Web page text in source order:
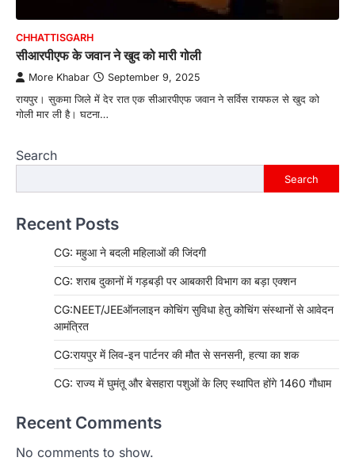
CHHATTISGARH
सीआरपीएफ के जवान ने खुद को मारी गोली
More Khabar September 9, 2025
रायपुर। सुकमा जिले में देर रात एक सीआरपीएफ जवान ने सर्विस रायफल से खुद को
गोली मार ली है। घटना…
Search
Search
Recent Posts
CG: महुआ ने बदली महिलाओं की जिंदगी
CG: शराब दुकानों में गड़बड़ी पर आबकारी विभाग का बड़ा एक्शन
CG:NEET/JEEऑनलाइन कोचिंग सुविधा हेतु कोचिंग संस्थानों से आवेदन
आमंत्रित
CG:रायपुर में लिव-इन पार्टनर की मौत से सनसनी, हत्या का शक
CG: राज्य में घुमंतू और बेसहारा पशुओं के लिए स्थापित होंगे 1460 गौधाम
Recent Comments
No comments to show.